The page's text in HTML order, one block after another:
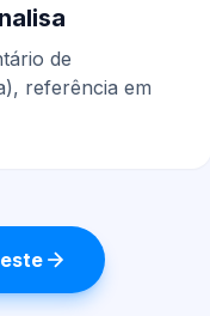
de
referência em